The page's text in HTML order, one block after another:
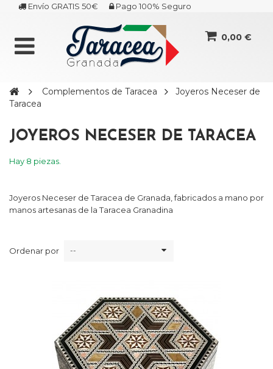
Envío GRATIS 50€ Pago 100% Seguro
0,00 €
Complementos de Taracea
Joyeros Neceser de
Taracea
JOYEROS NECESER DE TARACEA
Hay 8 piezas.
Joyeros Neceser de Taracea de Granada, fabricados a mano por
manos artesanas de la Taracea Granadina
Ordenar por --